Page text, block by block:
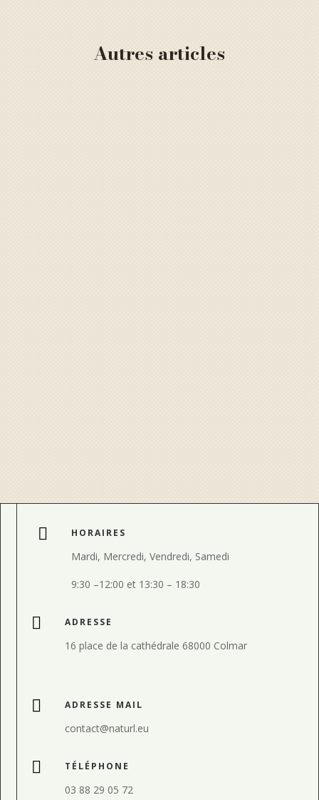
Autres articles
 HORAIRES
Mardi, Mercredi, Vendredi, Samedi
9:30 –12:00 et 13:30 – 18:30
 ADRESSE
16 place de la cathédrale 68000 Colmar
 ADRESSE MAIL
contact@naturl.eu
 TÉLÉPHONE
03 88 29 05 72